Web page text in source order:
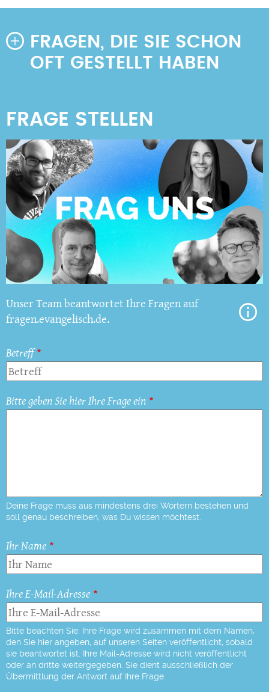
FRAGEN, DIE SIE SCHON
OFT GESTELLT HABEN
Unser Team beantwortet Ihre Fragen auf
fragen.evangelisch.de.
Betreff
Bitte geben Sie hier Ihre Frage ein
Deine Frage muss aus mindestens drei Wörtern bestehen und
soll genau beschreiben, was Du wissen möchtest.
Ihr Name
Ihre E-Mail-Adresse
Bitte beachten Sie: Ihre Frage wird zusammen mit dem Namen,
den Sie hier angeben, auf unseren Seiten veröffentlicht, sobald
sie beantwortet ist. Ihre Mail-Adresse wird nicht veröffentlicht
oder an dritte weitergegeben. Sie dient ausschließlich der
Übermittlung der Antwort auf Ihre Frage.